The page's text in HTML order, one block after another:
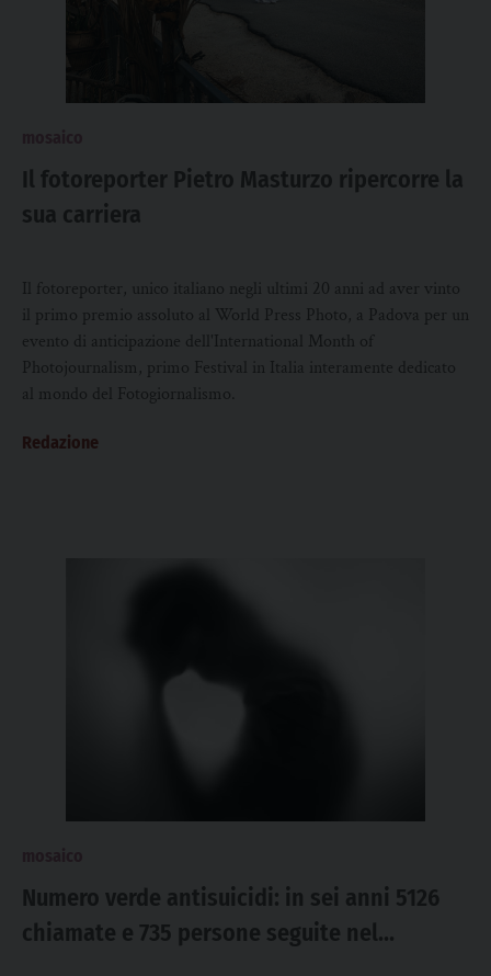
Il fotoreporter Pietro Masturzo ripercorre la
sua carriera
Il fotoreporter, unico italiano negli ultimi 20 anni ad aver vinto
il primo premio assoluto al World Press Photo, a Padova per un
evento di anticipazione dell'International Month of
Photojournalism, primo Festival in Italia interamente dedicato
al mondo del Fotogiornalismo.
Redazione
Numero verde antisuicidi: in sei anni 5126
chiamate e 735 persone seguite nel